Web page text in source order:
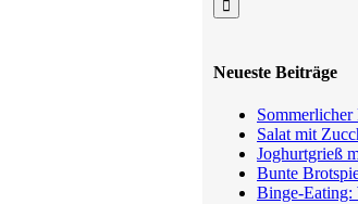
Neueste Beiträge
Sommerlicher
Salat mit
Joghurtgrieß
Bunte
Binge-Eating: